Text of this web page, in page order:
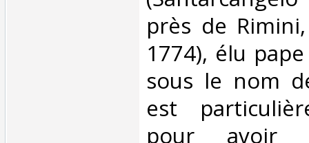
près de
1774), élu
sous le nom
est
pour avoir